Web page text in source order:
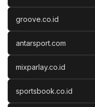
groove.co.id
antarsport.com
mixparlay.co.id
sportsbook.co.id